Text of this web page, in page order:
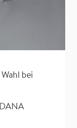
bei